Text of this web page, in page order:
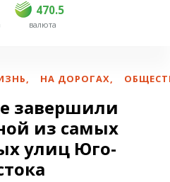
470.5
469 470.5
валюта
, НА ДОРОГАХ,
завершили
из самых
улиц Юго-